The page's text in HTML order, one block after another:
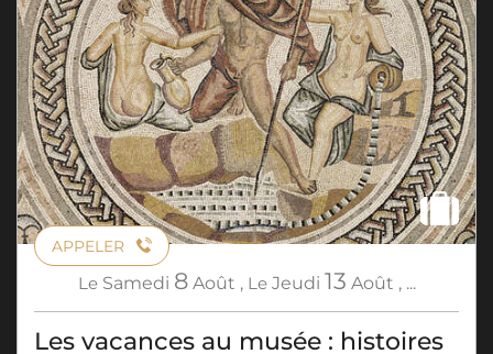
APPELER
Le Samedi 8 Août , Le Jeudi 13 Août , ...
Les vacances au musée : histoires